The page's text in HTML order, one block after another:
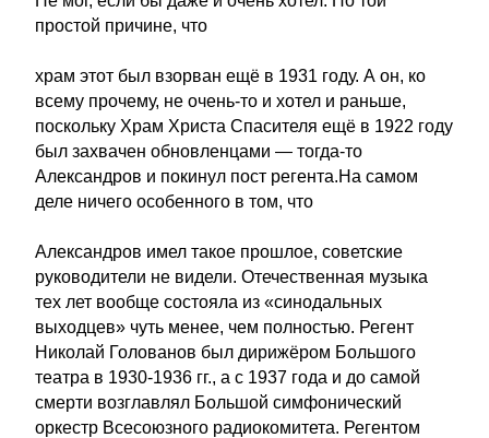
простой причине, что
храм этот был взорван ещё в 1931 году. А он, ко
всему прочему, не очень-то и хотел и раньше,
поскольку Храм Христа Спасителя ещё в 1922 году
был захвачен обновленцами — тогда-то
Александров и покинул пост регента.На самом
деле ничего особенного в том, что
Александров имел такое прошлое, советские
руководители не видели. Отечественная музыка
тех лет вообще состояла из «синодальных
выходцев» чуть менее, чем полностью. Регент
Николай Голованов был дирижёром Большого
театра в 1930-1936 гг., а с 1937 года и до самой
смерти возглавлял Большой симфонический
оркестр Всесоюзного радиокомитета. Регентом